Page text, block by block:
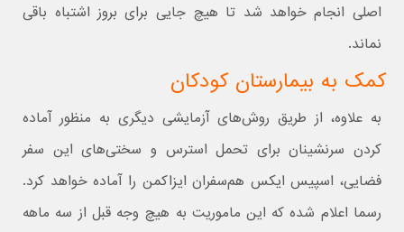
اصلی انجام خواهد شد تا هیچ جایی برای بروز اشتباه باقی
نماند.
کمک به بیمارستان کودکان
به علاوه، از طریق روش‌های آزمایشی دیگری به منظور آماده
کردن سرنشینان برای تحمل استرس و سختی‌های این سفر
فضایی، اسپیس ایکس هم‌سفران ایزاکمن را آماده خواهد کرد.
رسما اعلام شده که این ماموریت به هیچ وجه قبل از سه ماهه